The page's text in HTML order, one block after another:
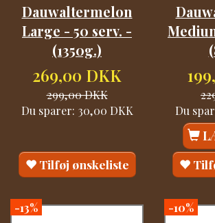
Dauwaltermelon
Large - 50 serv. -
(1350g.)
269,00 DKK
299,00 DKK
Du sparer: 30,00 DKK
Tilføj ønskeliste
Du
-13% -10%